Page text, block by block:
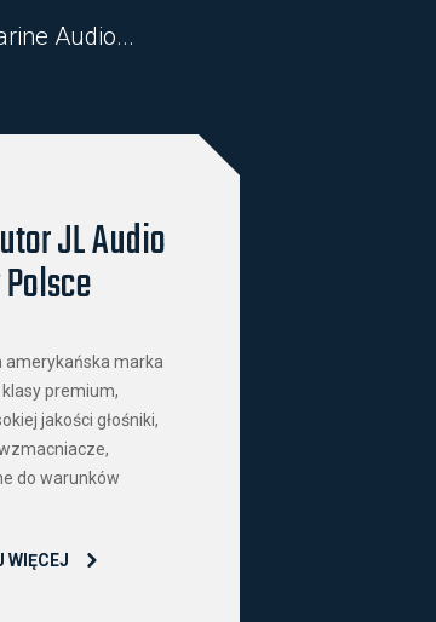
Audio...
JL Audio
amerykańska marka
premium,
jakości głośniki,
do warunków
WIĘCEJ